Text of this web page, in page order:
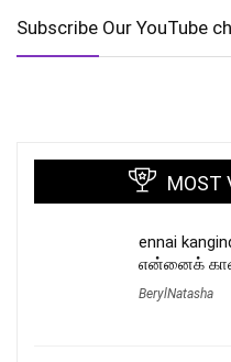
Subscribe Our YouTube
MOST
ennai
என்னைக்
BerylNatasha